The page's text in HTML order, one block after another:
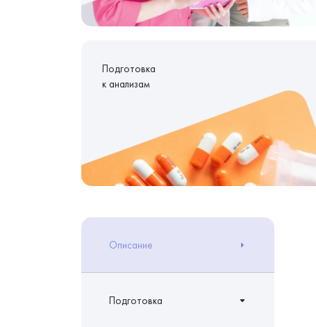
Подготовка
к анализам
Описание
Подготовка